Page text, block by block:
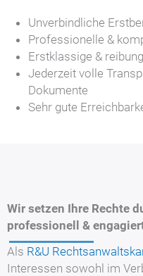
Unverbindliche
Professionelle &
Erstklassige &
Jederzeit volle
Dokumente
Sehr gute
Wir setzen Ihre Rechte
professionell &
Als R&U
Interessen sowohl im